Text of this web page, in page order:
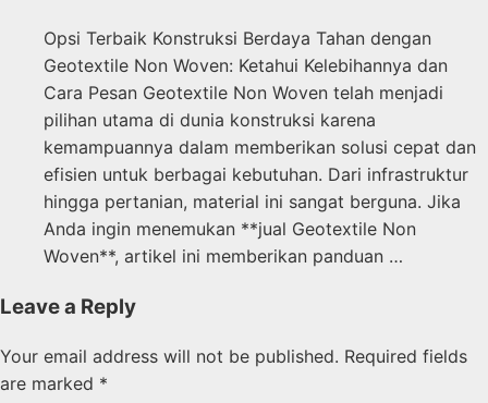
Opsi Terbaik Konstruksi Berdaya Tahan dengan
Geotextile Non Woven: Ketahui Kelebihannya dan
Cara Pesan Geotextile Non Woven telah menjadi
pilihan utama di dunia konstruksi karena
kemampuannya dalam memberikan solusi cepat dan
efisien untuk berbagai kebutuhan. Dari infrastruktur
hingga pertanian, material ini sangat berguna. Jika
Anda ingin menemukan **jual Geotextile Non
Woven**, artikel ini memberikan panduan …
Leave a Reply
Your email address will not be published. Required fields
are marked *